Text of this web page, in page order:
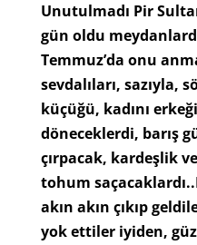
Unutulmadı Pir
gün oldu
Temmuz’da onu
sevdalıları, sazıyla,
küçüğü, kadını
döneceklerdi, barış
çırpacak, kardeşlik
tohum
akın akın çıkıp
yok ettiler iyiden,